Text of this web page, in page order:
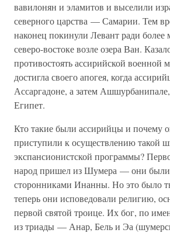
вавилонян и эламитов и выселили
северного царства — Самарии. Тем
наконец покинули Левант ради
северо-востоке возле озера Ван.
противостоять ассирийской военной
достигла своего апогея, когда
Ассаргадоне, а затем
Египет.
Кто такие были ассирийцы и почему
приступили к осуществлению такой
экспансионистской программы?
народ пришел из Шумера — они
сторонниками Инанны. Но это было
теперь они исповедовали религию,
первой святой троице. Их бог, по
из триады — Анар, Бель и Эа